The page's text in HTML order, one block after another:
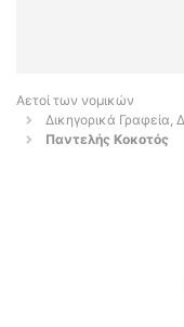
Αετοί των νομικών
Δικηγορικά Γραφεία,
Παντελής Κοκοτός